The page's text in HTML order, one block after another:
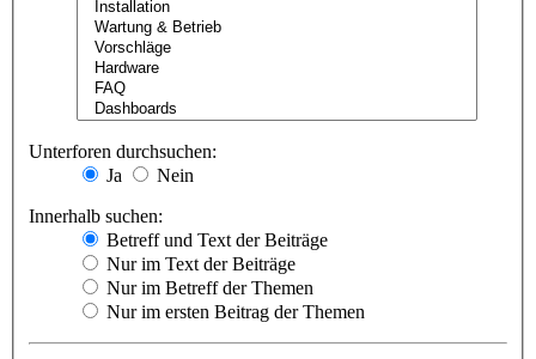
Unterforen durchsuchen:
Ja
Nein
Innerhalb suchen:
Betreff und Text der Beiträge
Nur im Text der Beiträge
Nur im Betreff der Themen
Nur im ersten Beitrag der Themen